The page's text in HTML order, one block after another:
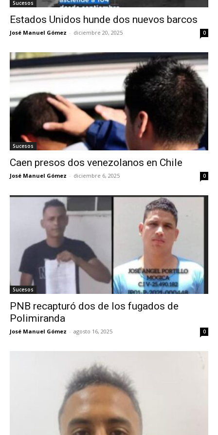
Sucesos
Estados Unidos hunde dos nuevos barcos
José Manuel Gómez - diciembre 20, 2025 0
Sucesos
Caen presos dos venezolanos en Chile
José Manuel Gómez - diciembre 6, 2025 0
Sucesos
PNB recapturó dos de los fugados de
Polimiranda
José Manuel Gómez - agosto 16, 2025 0